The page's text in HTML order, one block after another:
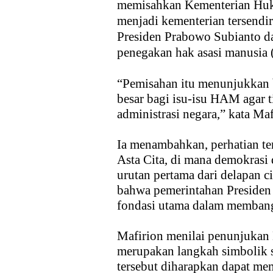
memisahkan Kementerian
menjadi kementerian
Presiden Prabowo Subianto
penegakan hak asasi
“Pemisahan itu
besar bagi isu-isu HAM agar
administrasi negara,” kata
Ia menambahkan, perhatian
Asta Cita, di mana demokrasi
urutan pertama dari delapan
bahwa pemerintahan
fondasi utama dalam
Mafirion menilai
merupakan langkah
tersebut diharapkan dapat